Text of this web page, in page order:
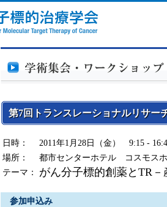
第7回トランスレーショナルリサー
日時：
2011年1月28日（金） 9:15 -
場所：
都市センターホテル コスモス
テーマ：
がん分子標的創薬とTR－
参加申込み